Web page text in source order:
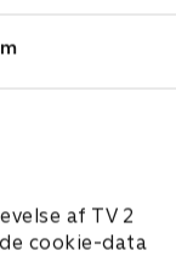
af TV 2
cookie-data